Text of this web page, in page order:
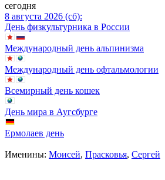
сегодня
8 августа 2026 (сб):
День физкультурника в России
Международный день альпинизма
Международный день офтальмологии
Всемирный день кошек
День мира в Аугсбурге
Ермолаев день
Именины: Моисей, Прасковья, Сергей